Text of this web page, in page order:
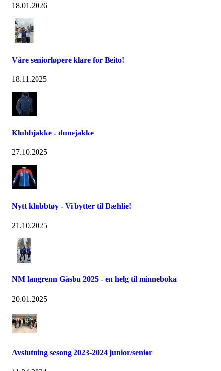
18.01.2026
Våre seniorløpere klare for Beito!
18.11.2025
Klubbjakke - dunejakke
27.10.2025
Nytt klubbtøy - Vi bytter til Dæhlie!
21.10.2025
NM langrenn Gåsbu 2025 - en helg til minneboka
20.01.2025
Avslutning sesong 2023-2024 junior/senior